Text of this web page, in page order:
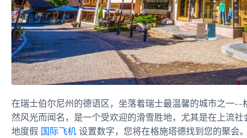
在瑞士伯尔尼州的德语区，坐落着瑞士最温馨的城市之一
然风光而闻名，是一个受欢迎的滑雪胜地，尤其是在上流
地度假 国际飞机 设置数字，您将在格施塔德找到您的聚会。